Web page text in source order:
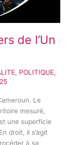
de l’Un
, POLITIQUE,
Le
mesuré,
une superficie
droit, il s’agit
à sa